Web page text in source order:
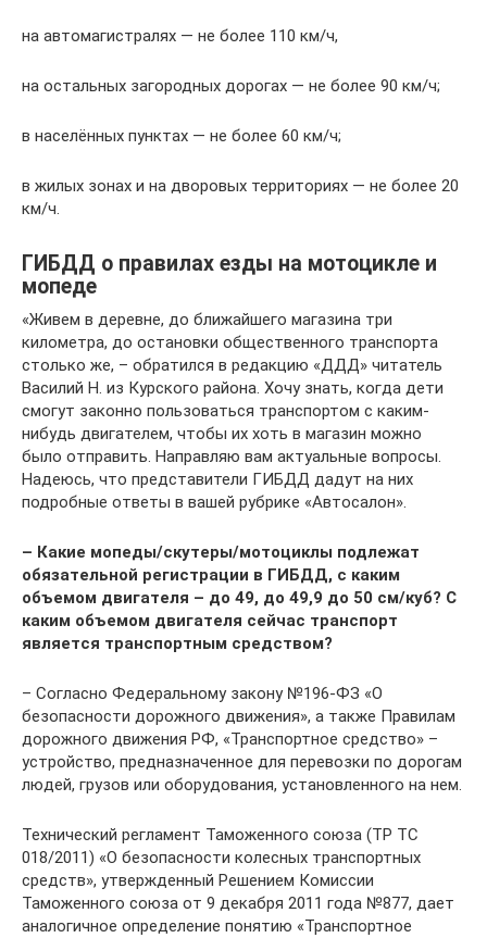
на автомагистралях — не более 110 км/ч,
на остальных загородных дорогах — не более 90 км/ч;
в населённых пунктах — не более 60 км/ч;
в жилых зонах и на дворовых территориях — не более 20
км/ч.
ГИБДД о правилах езды на мотоцикле и
мопеде
«Живем в деревне, до ближайшего магазина три
километра, до остановки общественного транспорта
столько же, – обратился в редакцию «ДДД» читатель
Василий Н. из Курского района. Хочу знать, когда дети
смогут законно пользоваться транспортом с каким-
нибудь двигателем, чтобы их хоть в магазин можно
было отправить. Направляю вам актуальные вопросы.
Надеюсь, что представители ГИБДД дадут на них
подробные ответы в вашей рубрике «Автосалон».
– Какие мопеды/скутеры/мотоциклы подлежат
обязательной регистрации в ГИБДД, с каким
объемом двигателя – до 49, до 49,9 до 50 см/куб? С
каким объемом двигателя сейчас транспорт
является транспортным средством?
– Согласно Федеральному закону №196-ФЗ «О
безопасности дорожного движения», а также Правилам
дорожного движения РФ, «Транспортное средство» –
устройство, предназначенное для перевозки по дорогам
людей, грузов или оборудования, установленного на нем.
Технический регламент Таможенного союза (ТР ТС
018/2011) «О безопасности колесных транспортных
средств», утвержденный Решением Комиссии
Таможенного союза от 9 декабря 2011 года №877, дает
аналогичное определение понятию «Транспортное